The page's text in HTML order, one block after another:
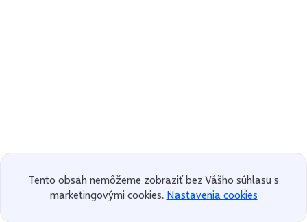
Tento obsah nemôžeme zobraziť bez Vášho súhlasu s
marketingovými cookies. Nastavenia cookies